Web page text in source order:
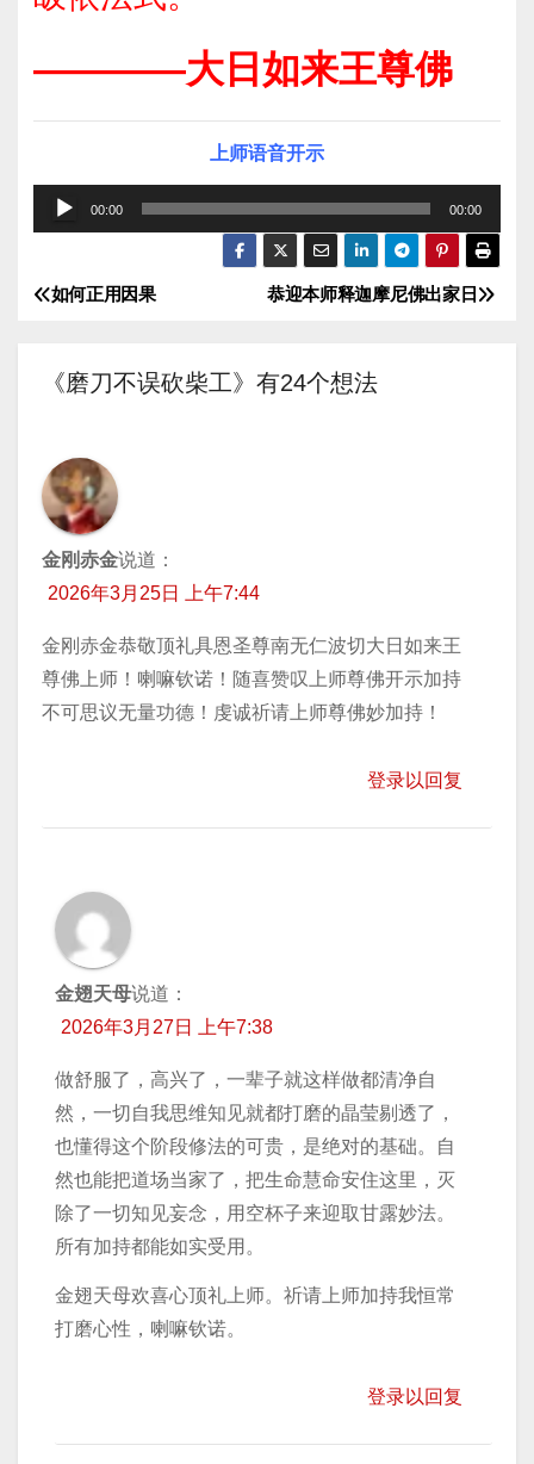
————大日如来王尊佛
上师语音开示
频
放
00:00 00:00
文
导
航
恭迎本师释迦摩尼佛出家日
如何正用因果
《磨刀不误砍柴工》有24个想法
金刚赤金说道：
2026年3月25日 上午7:44
金刚赤金恭敬顶礼具恩圣尊南无仁波切大日如来王
尊佛上师！喇嘛钦诺！随喜赞叹上师尊佛开示加持
不可思议无量功德！虔诚祈请上师尊佛妙加持！
登录以回复
金翅天母说道：
2026年3月27日 上午7:38
做舒服了，高兴了，一辈子就这样做都清净自
然，一切自我思维知见就都打磨的晶莹剔透了，
也懂得这个阶段修法的可贵，是绝对的基础。自
然也能把道场当家了，把生命慧命安住这里，灭
除了一切知见妄念，用空杯子来迎取甘露妙法。
所有加持都能如实受用。
金翅天母欢喜心顶礼上师。祈请上师加持我恒常
打磨心性，喇嘛钦诺。
登录以回复